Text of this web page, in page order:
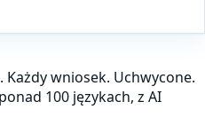
Każdy wniosek. Uchwycone.
100 językach, z AI